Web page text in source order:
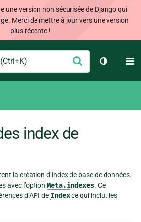
une version non sécurisée de Django qui
Merci de mettre à jour vers une version
plus récente !
Envoyer
Changer
index de
la création d’index de base de données.
avec l’option Meta.indexes. Ce
d’API de Indexce qui inclut les